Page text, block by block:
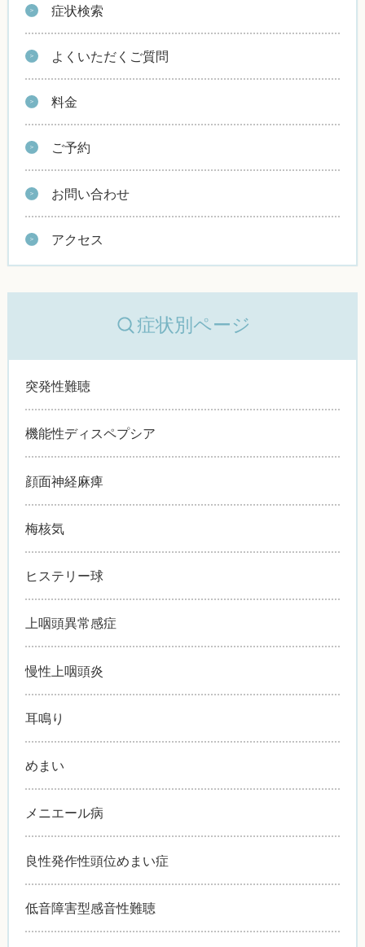
症状検索
よくいただくご質問
料金
ご予約
お問い合わせ
アクセス
症状別ページ
突発性難聴
機能性ディスペプシア
顔面神経麻痺
梅核気
ヒステリー球
上咽頭異常感症
慢性上咽頭炎
耳鳴り
めまい
メニエール病
良性発作性頭位めまい症
低音障害型感音性難聴